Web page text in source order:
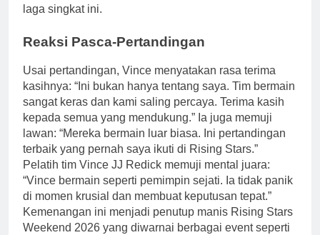
laga singkat ini.
Reaksi Pasca-Pertandingan
Usai pertandingan, Vince menyatakan rasa terima
kasihnya: “Ini bukan hanya tentang saya. Tim bermain
sangat keras dan kami saling percaya. Terima kasih
kepada semua yang mendukung.” Ia juga memuji
lawan: “Mereka bermain luar biasa. Ini pertandingan
terbaik yang pernah saya ikuti di Rising Stars.”
Pelatih tim Vince JJ Redick memuji mental juara:
“Vince bermain seperti pemimpin sejati. Ia tidak panik
di momen krusial dan membuat keputusan tepat.”
Kemenangan ini menjadi penutup manis Rising Stars
Weekend 2026 yang diwarnai berbagai event seperti